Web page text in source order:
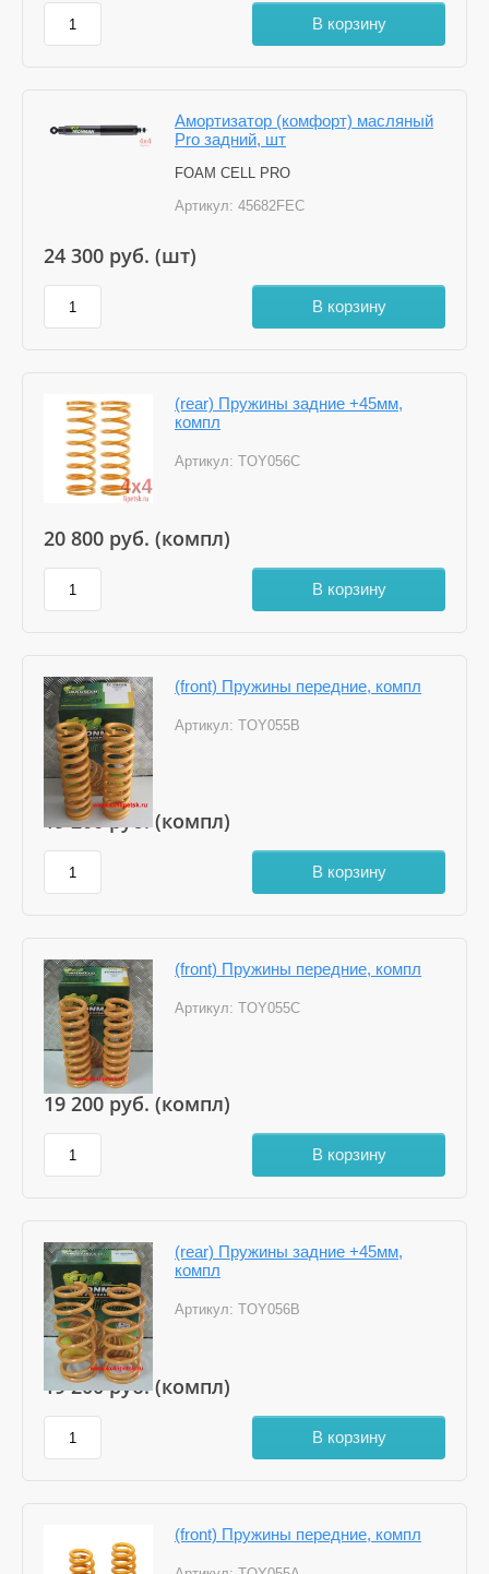
В корзину
Амортизатор (комфорт) масляный
Pro задний, шт
FOAM CELL PRO
Артикул: 45682FEC
24 300 руб. (шт)
В корзину
(rear) Пружины задние +45мм,
компл
Артикул: TOY056C
20 800 руб. (компл)
В корзину
(front) Пружины передние, компл
Артикул: TOY055B
19 200руб. (компл)
В корзину
(front) Пружины передние, компл
Артикул: TOY055C
19 200 руб. (компл)
В корзину
(rear) Пружины задние +45мм,
компл
Артикул: TOY056B
19 200руб. (компл)
В корзину
(front) Пружины передние, компл